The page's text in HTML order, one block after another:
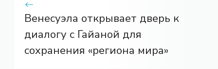
Венесуэла открывает дверь к
диалогу с Гайаной для
сохранения «региона мира»